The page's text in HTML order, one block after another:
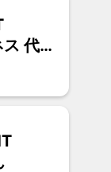
代表